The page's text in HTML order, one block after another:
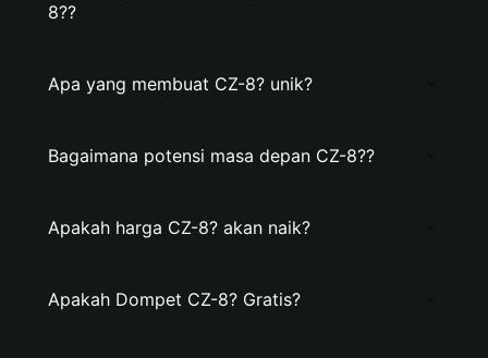
8??
Apa yang membuat CZ-8? unik?
Bagaimana potensi masa depan CZ-8??
Apakah harga CZ-8? akan naik?
Apakah Dompet CZ-8? Gratis?